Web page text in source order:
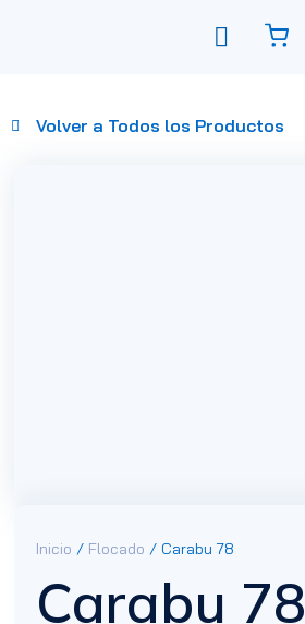
Volver a Todos los Productos
Inicio / Flocado / Carabu 78
Carabu 78